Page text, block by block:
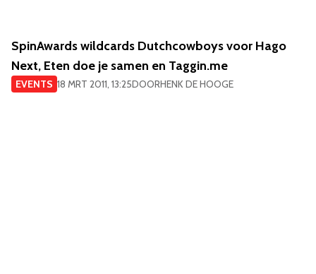
SpinAwards wildcards Dutchcowboys voor Hago
Next, Eten doe je samen en Taggin.me
EVENTS 18 MRT 2011, 13:25DOORHENK DE HOOGE